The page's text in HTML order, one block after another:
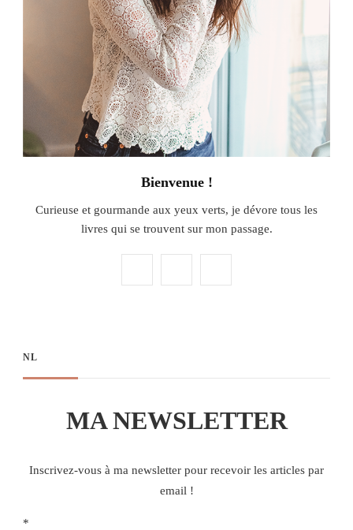
Bienvenue !
Curieuse et gourmande aux yeux verts, je dévore tous les
livres qui se trouvent sur mon passage.
NL
MA NEWSLETTER
Inscrivez-vous à ma newsletter pour recevoir les articles par
email !
*